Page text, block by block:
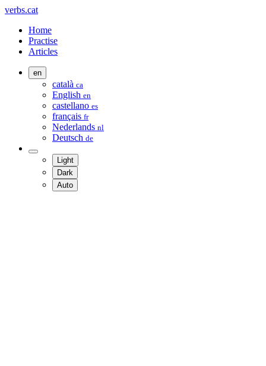
verbs.cat
Home
Practise
Articles
en
català ca
English en
castellano es
français fr
Nederlands nl
Deutsch de
Light
Dark
Auto